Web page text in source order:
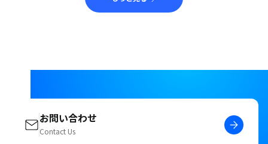
お問い合わせ
Contact Us